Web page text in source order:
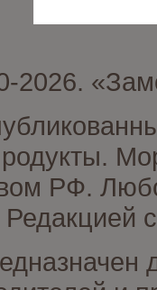
2026.
РФ.